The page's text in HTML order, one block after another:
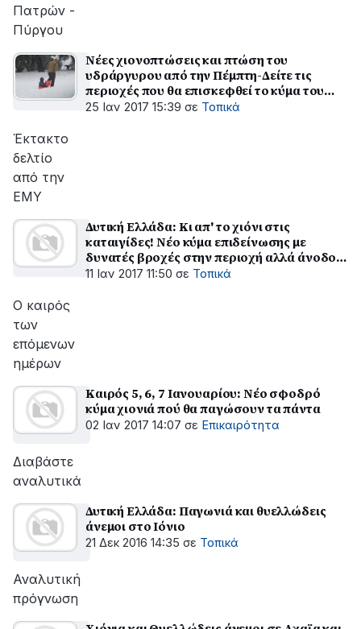
Πατρών -
Πύργου
Νέες χιονοπτώσεις και πτώση του
υδράργυρου από την Πέμπτη-Δείτε τις
περιοχές που θα επισκεφθεί το κύμα του
χιονιά
25 Ιαν 2017 15:39 σε Τοπικά
Έκτακτο
δελτίο
από την
ΕΜΥ
Δυτική Ελλάδα: Κι απ' το χιόνι στις
καταιγίδες! Νέο κύμα επιδείνωσης με
δυνατές βροχές στην περιοχή αλλά άνοδο
της θερμοκρασίας
11 Ιαν 2017 11:50 σε Τοπικά
Ο καιρός
των
επόμενων
ημέρων
Καιρός 5, 6, 7 Ιανουαρίου: Νέο σφοδρό
κύμα χιονιά πού θα παγώσουν τα πάντα
02 Ιαν 2017 14:07 σε Επικαιρότητα
Διαβάστε
αναλυτικά
Δυτική Ελλάδα: Παγωνιά και θυελλώδεις
άνεμοι στο Ιόνιο
21 Δεκ 2016 14:35 σε Τοπικά
Αναλυτική
πρόγνωση